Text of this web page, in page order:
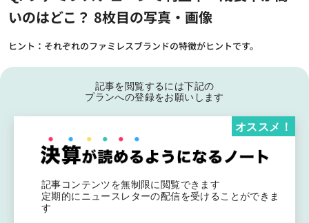
いのはどこ？ 8枚目の写真・画像
ヒント：それぞれのファミレスブランドの特徴がヒントです。
記事を閲覧するには下記の
プランへの登録をお願いします
記事コンテンツを無制限に閲覧できます
定期的にニュースレターの配信を受けることができま
す
オススメ！